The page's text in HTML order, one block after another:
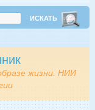
жизни. НИИ